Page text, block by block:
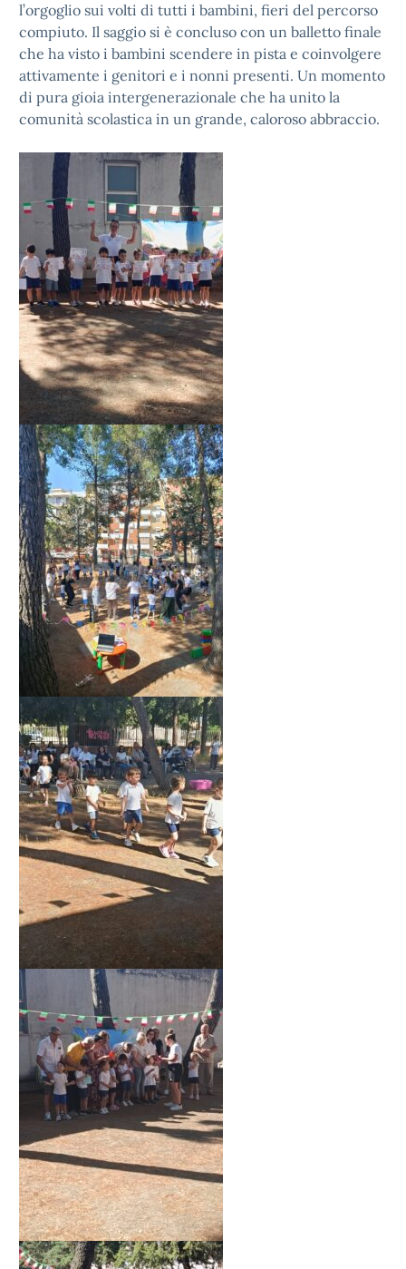
l’orgoglio sui volti di tutti i bambini, fieri del percorso
compiuto. Il saggio si è concluso con un balletto finale
che ha visto i bambini scendere in pista e coinvolgere
attivamente i genitori e i nonni presenti. Un momento
di pura gioia intergenerazionale che ha unito la
comunità scolastica in un grande, caloroso abbraccio.